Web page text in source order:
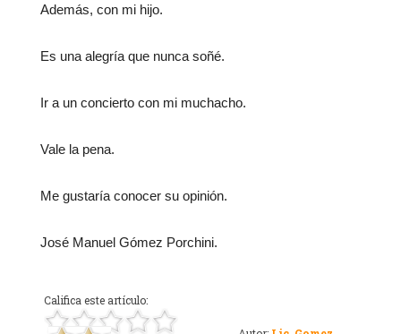
Además, con mi hijo.
Es una alegría que nunca soñé.
Ir a un concierto con mi muchacho.
Vale la pena.
Me gustaría conocer su opinión.
José Manuel Gómez Porchini.
Califica este artículo: